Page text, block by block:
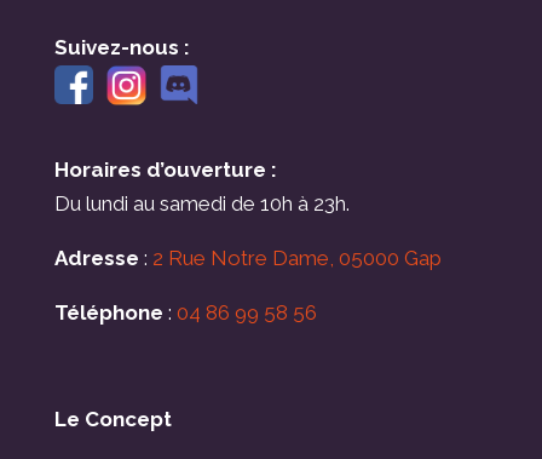
Suivez-nous :
Horaires d’ouverture :
Du lundi au samedi de 10h à 23h.
Adresse : 2 Rue Notre Dame, 05000 Gap
Téléphone : 04 86 99 58 56
Le Concept